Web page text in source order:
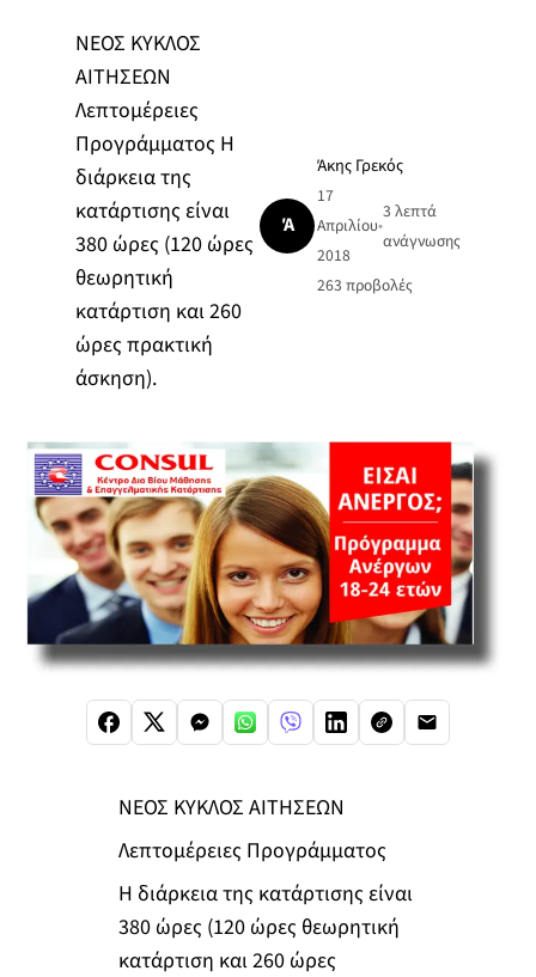
ΝΕΟΣ ΚΥΚΛΟΣ
ΑΙΤΗΣΕΩΝ
Λεπτομέρειες
Προγράμματος Η
διάρκεια της
κατάρτισης είναι
380 ώρες (120 ώρες
θεωρητική
κατάρτιση και 260
ώρες πρακτική
άσκηση).
Ά
Άκης Γρεκός
17
Απριλίου
2018
•
3 λεπτά
ανάγνωσης
263 προβολές
ΝΕΟΣ ΚΥΚΛΟΣ ΑΙΤΗΣΕΩΝ
Λεπτομέρειες Προγράμματος
Η διάρκεια της κατάρτισης είναι
380 ώρες (120 ώρες θεωρητική
κατάρτιση και 260 ώρες